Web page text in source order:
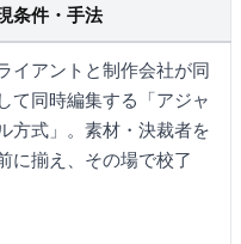
条件・手法
イアントと制作会社が同
て同時編集する「アジャ
方式」。素材・決裁者を
に揃え、その場で校了